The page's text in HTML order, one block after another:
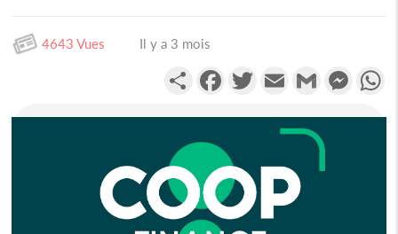
4643 Vues Il y a 3 mois
PartagerFacebookTwitterEmail Gmail